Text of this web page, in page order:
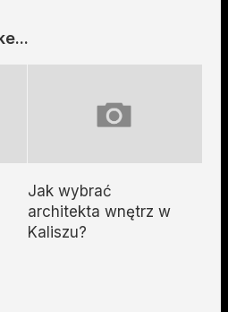
Jak wybrać
architekta wnętrz w
Kaliszu?